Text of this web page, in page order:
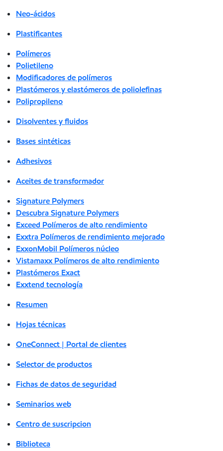
Neo-ácidos
Plastificantes
Polímeros
Polietileno
Modificadores de polímeros
Plastómeros y elastómeros de poliolefinas
Polipropileno
Disolventes y fluidos
Bases sintéticas
Adhesivos
Aceites de transformador
Signature Polymers
Descubra Signature Polymers
Exceed Polímeros de alto rendimiento
Exxtra Polímeros de rendimiento mejorado
ExxonMobil Polímeros núcleo
Vistamaxx Polímeros de alto rendimiento
Plastómeros Exact
Exxtend tecnología
Resumen
Hojas técnicas
OneConnect | Portal de clientes
Selector de productos
Fichas de datos de seguridad
Seminarios web
Centro de suscripcion
Biblioteca